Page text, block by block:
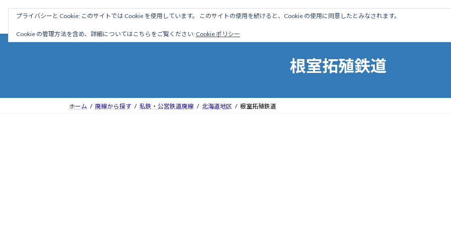
駅名読み方大全 ホーム はじめに 管理人ブログ 営業線から探す
根室拓殖鉄道
ホーム 廃線から探す 私鉄・公営鉄道廃線 北海道地区 根室拓殖鉄道
プライバシーと Cookie: このサイトでは Cookie を使用しています。 このサイトの使用を続けると、Cookie の使用に同意したとみなされます。
Cookie の管理方法を含め、詳細についてはこちらをご覧ください: Cookie ポリシー